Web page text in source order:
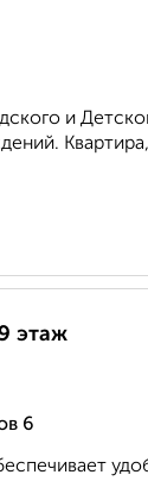
и
этаж
6